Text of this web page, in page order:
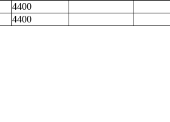
4400
4400